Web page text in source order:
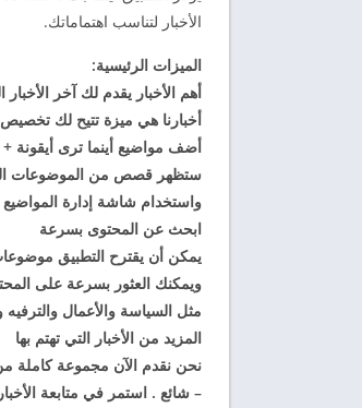
الأخبار لتناسب اهتماماتك.
الميزات الرئيسية:
أهم الأخبار يقدم لك آخر
أخبارنا هي ميزة تتيح لك
أضف مواضيع أينما ترى
ستظهر قصص من الموضوعات
واستخدام شاشة إدارة
ابحث عن المحتوى بسرعة
يمكن أن يقترح التطبيق
ويمكنك العثور بسرعة على
مثل السياسة والأعمال
المزيد من الأخبار التي تهتم بها
نحن نقدم الآن مجموعة كاملة
– شائع . استمر في متابعة